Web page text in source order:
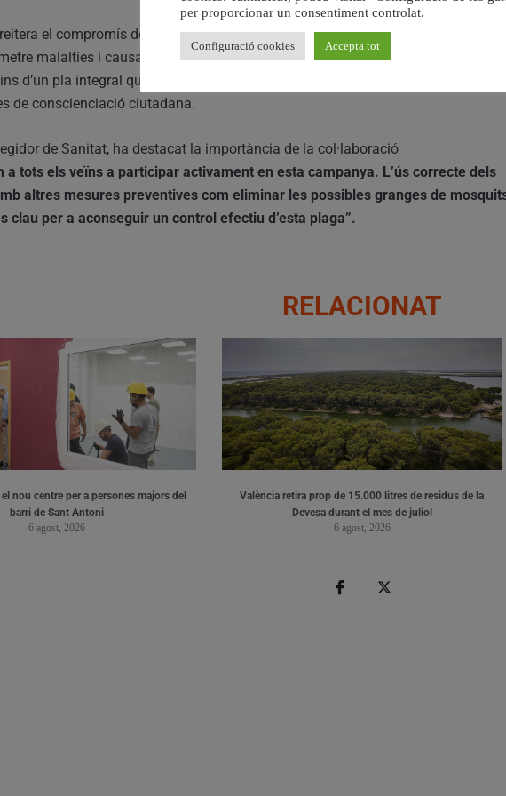
el compromís de combatre la proliferació del mosquit tigre, un insecte
malalties i causar molèsties a la ciutadania. El repartiment de paranys és
d’un pla integral que inclou també tractaments de desinsectació en zones
de conscienciació ciutadana.
de Sanitat, ha destacat la importància de la col·laboració
a tots els veïns a participar activament en esta campanya. L’ús correcte dels
altres mesures preventives com eliminar les possibles granges de
clau per a aconseguir un control efectiu d’esta plaga”.
RELACIONAT
nou centre per a persones majors del
barri de Sant Antoni
6 agost, 2026
València retira prop de 15.000 litres de residus de la
Devesa durant el mes de juliol
6 agost, 2026
per proporcionar un consentiment controlat.
Configuració cookies Accepta tot